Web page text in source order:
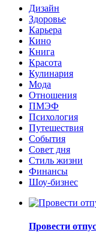
Дизайн
Здоровье
Карьера
Кино
Книга
Красота
Кулинария
Мода
Отношения
ПМЭФ
Психология
Путешествия
События
Совет дня
Стиль жизни
Финансы
Шоу-бизнес
Провести